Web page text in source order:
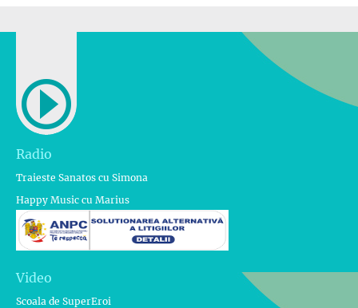
Radio
Traieste Sanatos cu Simona
Happy Music cu Marius
Video
Scoala de SuperEroi